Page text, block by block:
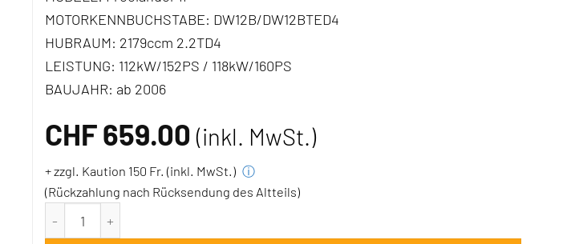
MOTORKENNBUCHSTABE: DW12B/DW12BTED4
HUBRAUM: 2179ccm 2.2TD4
LEISTUNG: 112kW/152PS / 118kW/160PS
BAUJAHR: ab 2006
CHF659.00 (inkl. MwSt.)
+ zzgl. Kaution 150 Fr. (inkl. MwSt.) ⓘ
(Rückzahlung nach Rücksendung des Altteils)